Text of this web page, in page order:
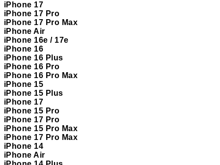
iPhone 17
iPhone 17 Pro
iPhone 17 Pro Max
iPhone Air
iPhone 16e / 17e
iPhone 16
iPhone 16 Plus
iPhone 16 Pro
iPhone 16 Pro Max
iPhone 15
iPhone 15 Plus
iPhone 17
iPhone 15 Pro
iPhone 17 Pro
iPhone 15 Pro Max
iPhone 17 Pro Max
iPhone 14
iPhone Air